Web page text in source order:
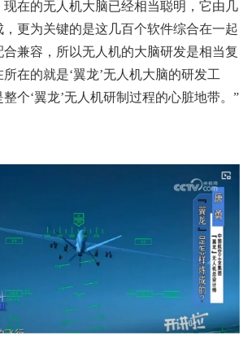
现在的无人机大脑已经相当聪明，它由几
，更为关键的是这几百个软件综合在一起
合兼容，所以无人机的大脑研发是相当复
在的就是‘翼龙’无人机大脑的研发工
个‘翼龙’无人机研制过程的心脏地带。”